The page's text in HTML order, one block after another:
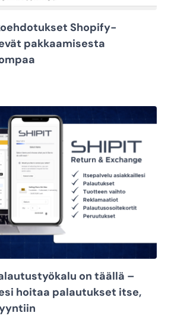
Shopify-
pakkaamisesta
on täällä –
hoitaa palautukset itse,